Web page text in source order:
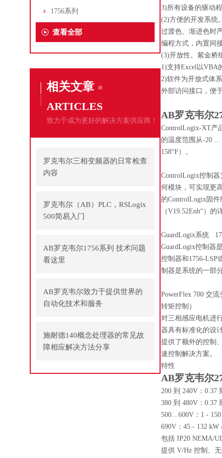
1756系列
查看全部
相关文章
ARTICLES
致力于成为更好的解决方案供应商！
罗克韦尔三相变频器的日常检查
内容
罗克韦尔（AB）PLC，RSLogix
500简易入门
AB罗克韦尔1756系列 技术问题
看这里
AB罗克韦尔致力于提供世界的
自动化技术和服务
施耐德140概念处理器的常见故
障相应解决方法分享
3)所有设备的驱动
(2)方便的开发系统
过渡色、渐进色时
编程方式，内置间
(3)开放性。紫金桥
1)支持Excel以VBA
2)软件为开放式体
外部访问接口，便
AB罗克韦尔
ControlLogix-XT产
的温度范围从-20
158°F）。
ControlLogix控制
何模块，可实现更
的ControlLogix固
（V19.52Enh“）
GuardLogix系统
GuardLogix控制器
控制器和1756-LSP
制器是系统的一部
PowerFlex 700 交
转矩控制）
对三相感应电机进
器具有标准化的设
提供了额外的控制
速控制解决方案。
特性
AB罗克韦尔
200 到 240V：0.37
380 到 480V：0.37
500…600V：1 -
690V：45 - 132 kW
包括 IP20 NEMA/
提供 V/Hz 控制、